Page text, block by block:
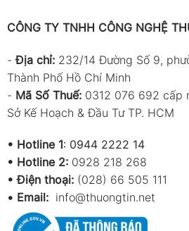
CÔNG TY TNHH CÔNG NGHỆ
-Địa chỉ: 232/14 Đường Số 9,
Thành Phố Hồ Chí Minh
- Mã Số Thuế: 0312 076 692 cấp
Sở Kế Hoạch & Đầu Tư TP. HCM
• Hotline 1: 0944 2222 14
• Hotline 2: 0928 218 268
• Điện thoại: (028) 66 505 111
• Email: info@thuongtin.net